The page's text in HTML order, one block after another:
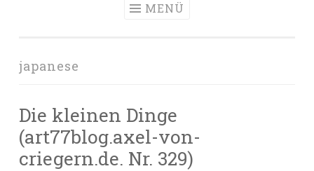
MENÜ
japanese
Die kleinen Dinge
(art77blog.axel-von-
criegern.de. Nr. 329)